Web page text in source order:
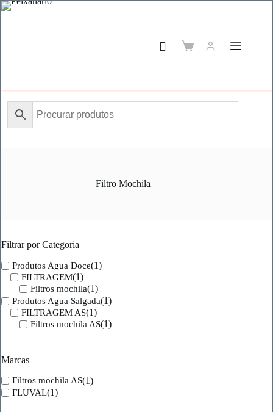
Pular
Carrinho
Filtro Mochila
Filtrar por Categoria
Produtos Agua Doce(1)
FILTRAGEM(1)
Filtros mochila(1)
Produtos Agua Salgada(1)
FILTRAGEM AS(1)
Filtros mochila AS(1)
Marcas
Filtros mochila AS(1)
FLUVAL(1)